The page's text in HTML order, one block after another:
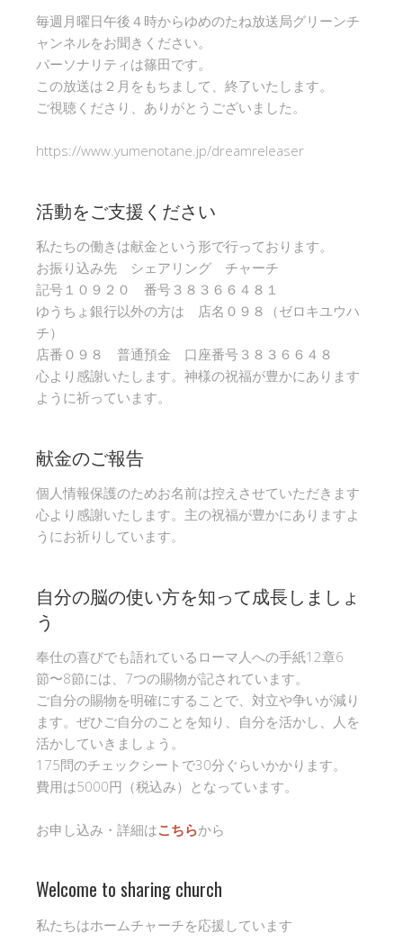
毎週月曜日午後４時からゆめのたね放送局グリーンチ
ャンネルをお聞きください。
パーソナリティは篠田です。
この放送は２月をもちまして、終了いたします。
ご視聴くださり、ありがとうございました。
https://www.yumenotane.jp/dreamreleaser
活動をご支援ください
私たちの働きは献金という形で行っております。
お振り込み先 シェアリング チャーチ
記号１０９２０ 番号３８３６６４８１
ゆうちょ銀行以外の方は 店名０９８（ゼロキユウハ
チ）
店番０９８ 普通預金 口座番号３８３６６４８
心より感謝いたします。神様の祝福が豊かにあります
ように祈っています。
献金のご報告
個人情報保護のためお名前は控えさせていただきます
心より感謝いたします。主の祝福が豊かにありますよ
うにお祈りしています。
自分の脳の使い方を知って成長しましょ
う
奉仕の喜びでも語れているローマ人への手紙12章6
節〜8節には、7つの賜物が記されています。
ご自分の賜物を明確にすることで、対立や争いが減り
ます。ぜひご自分のことを知り、自分を活かし、人を
活かしていきましょう。
175問のチェックシートで30分ぐらいかかります。
費用は5000円（税込み）となっています。
お申し込み・詳細はこちらから
Welcome to sharing church
私たちはホームチャーチを応援しています